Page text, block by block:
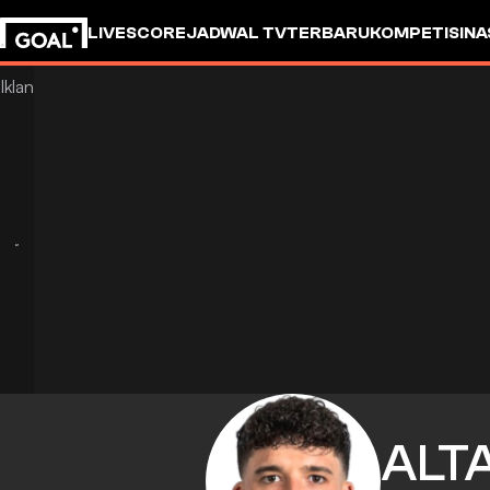
LIVESCOREJADWAL TVTERBARUKOMPETISI